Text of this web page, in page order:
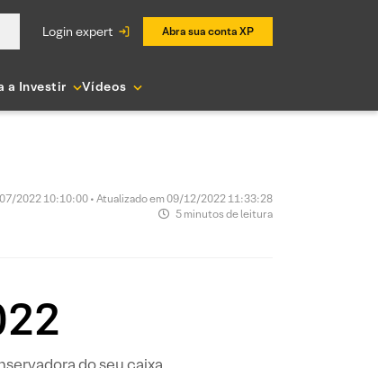
login expert Abra sua conta XP
a Investir Vídeos
2022 10:10:00 • Atualizado em 09/12/2022 11:33:28
5 minutos de leitura